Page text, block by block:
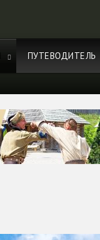
ПУТЕВОДИТЕЛЬ